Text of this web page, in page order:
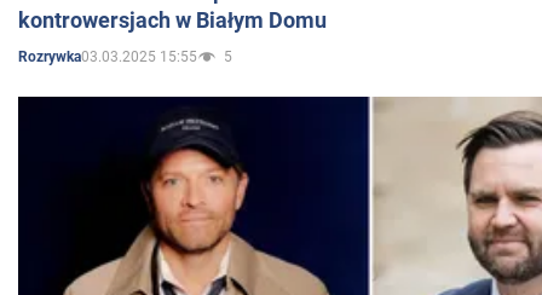
kontrowersjach w Białym Domu
Rozrywka03.03.2025 15:55 5